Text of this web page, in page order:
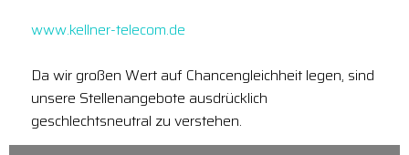
www.kellner-telecom.de
Da wir großen Wert auf Chancengleichheit legen, sind
unsere Stellenangebote ausdrücklich
geschlechtsneutral zu verstehen.